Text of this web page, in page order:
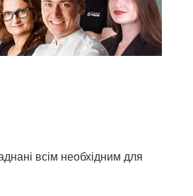
всім необхідним для